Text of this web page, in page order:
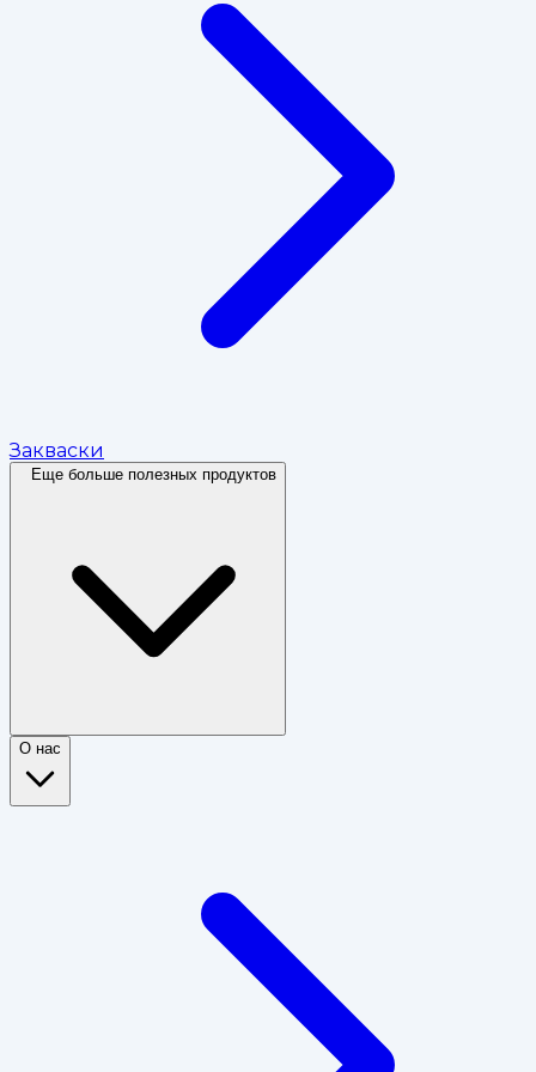
Закваски
Еще больше полезных продуктов
О нас